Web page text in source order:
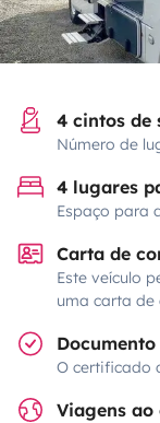
4 cintos de
Número de
4 lugares
Espaço para
Carta de
Este veículo
uma carta de
O certificado
Viagens